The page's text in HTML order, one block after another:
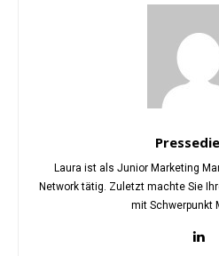
Laura ist als Junior Marketing
Network tätig. Zuletzt machte Sie
mit Schwerpunkt